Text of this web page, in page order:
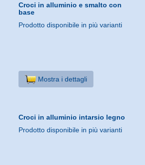
Croci in alluminio e smalto con
base
Prodotto disponibile in più varianti
Mostra i dettagli
Croci in alluminio intarsio legno
Prodotto disponibile in più varianti